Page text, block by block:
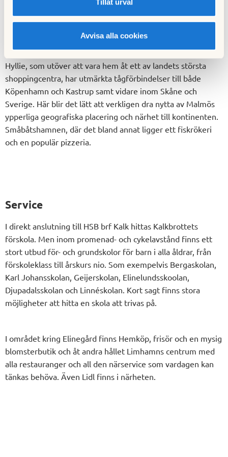
Tillåt urval
Avvisa alla cookies
cykelväg. Och när du plötsligt suktar efter storstadspuls
Men HSB brf Kritas närområde sträcker sig faktiskt utanför
Sveriges gränser. För bara tio minuters bussfärd bort ligger
Hyllie, som utöver att vara hem åt ett av landets största
shoppingcentra, har utmärkta tågförbindelser till både
Köpenhamn och Kastrup samt vidare inom Skåne och
Sverige. Här blir det lätt att verkligen dra nytta av Malmös
ypperliga geografiska placering och närhet till kontinenten.
Småbåtshamnen, där det bland annat ligger ett fiskrökeri
och en populär pizzeria.
Service
I direkt anslutning till HSB brf Kalk hittas Kalkbrottets
förskola. Men inom promenad- och cykelavstånd finns ett
stort utbud för- och grundskolor för barn i alla åldrar, från
förskoleklass till årskurs nio. Som exempelvis Bergaskolan,
Karl Johansskolan, Geijerskolan, Elinelundsskoolan,
Djupadalsskolan och Linnéskolan. Kort sagt finns stora
möjligheter att hitta en skola att trivas på.
I området kring Elinegård finns Hemköp, frisör och en mysig
blomsterbutik och åt andra hållet Limhamns centrum med
alla restauranger och all den närservice som vardagen kan
tänkas behöva. Även Lidl finns i närheten.